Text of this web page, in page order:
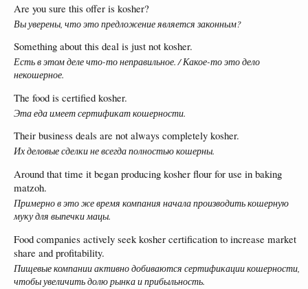
Are you sure this offer is kosher?
Вы уверены, что это предложение является законным?
Something about this deal is just not kosher.
Есть в этом деле что-то неправильное. / Какое-то это дело
некошерное.
The food is certified kosher.
Эта еда имеет сертификат кошерности.
Their business deals are not always completely kosher.
Их деловые сделки не всегда полностью кошерны.
Around that time it began producing kosher flour for use in baking
matzoh.
Примерно в это же время компания начала производить кошерную
муку для выпечки мацы.
Food companies actively seek kosher certification to increase market
share and profitability.
Пищевые компании активно добиваются сертификации кошерности,
чтобы увеличить долю рынка и прибыльность.